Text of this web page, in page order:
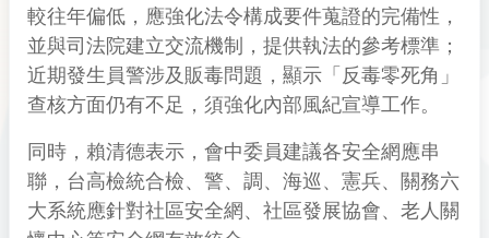
較往年偏低，應強化法令構成要件蒐證的完備性，
並與司法院建立交流機制，提供執法的參考標準；
近期發生員警涉及販毒問題，顯示「反毒零死角」
查核方面仍有不足，須強化內部風紀宣導工作。
同時，賴清德表示，會中委員建議各安全網應串
聯，台高檢統合檢、警、調、海巡、憲兵、關務六
大系統應針對社區安全網、社區發展協會、老人關